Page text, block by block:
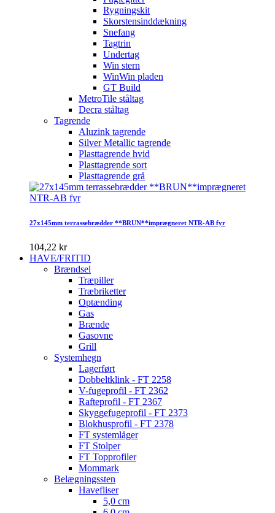
Rygningskit
Skorstensinddækning
Snefang
Tagtrin
Undertag
Win stern
WinWin pladen
GT Build
MetroTile ståltag
Decra ståltag
Tagrende
Aluzink tagrende
Silver Metallic tagrende
Plasttagrende hvid
Plasttagrende sort
Plasttagrende grå
27x145mm terrassebrædder **BRUN**imprægneret NTR-AB fyr
104,22 kr
HAVE/FRITID
Brændsel
Træpiller
Træbriketter
Optænding
Gas
Brænde
Gasovne
Grill
Systemhegn
Lagerført
Dobbeltklink - FT 2258
V-fugeprofil - FT 2362
Rafteprofil - FT 2367
Skyggefugeprofil - FT 2373
Blokhusprofil - FT 2378
FT systemlåger
FT Stolper
FT Topprofiler
Mommark
Belægningssten
Havefliser
5,0 cm